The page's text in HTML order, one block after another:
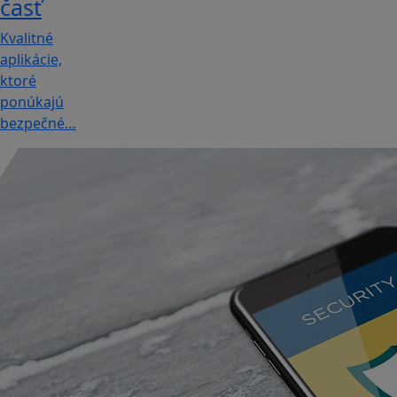
časť
Kvalitné
aplikácie,
ktoré
ponúkajú
bezpečné…